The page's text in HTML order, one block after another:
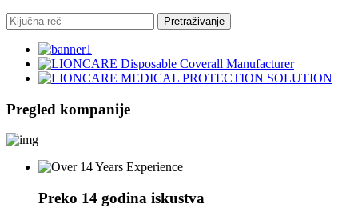
Pregled kompanije
Preko 14 godina iskustva